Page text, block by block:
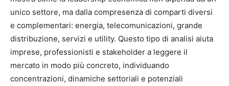
unico settore, ma dalla compresenza di comparti diversi
e complementari: energia, telecomunicazioni, grande
distribuzione, servizi e utility. Questo tipo di analisi aiuta
imprese, professionisti e stakeholder a leggere il
mercato in modo più concreto, individuando
concentrazioni, dinamiche settoriali e potenziali